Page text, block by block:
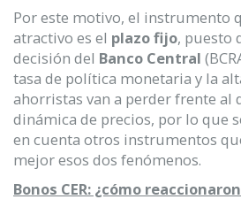
Por este motivo, el instrumento
atractivo es el plazo fijo, puesto
decisión del Banco Central
tasa de política monetaria y la
ahorristas van a perder frente al
dinámica de precios, por lo que
en cuenta otros instrumentos
mejor esos dos fenómenos.
Bonos CER: ¿cómo